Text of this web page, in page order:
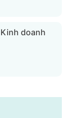
doanh